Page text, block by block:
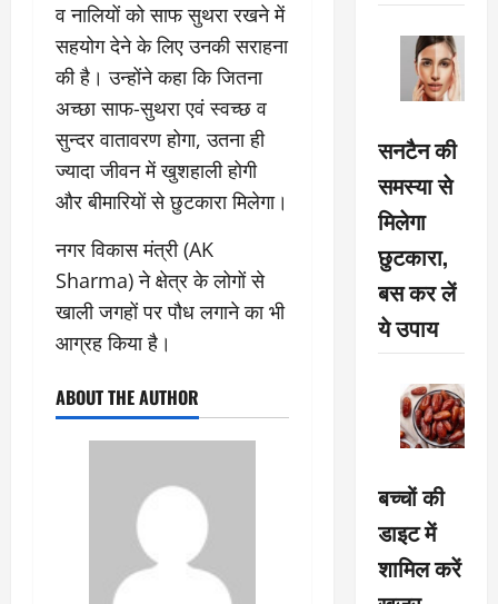
व नालियों को साफ सुथरा रखने में
सहयोग देने के लिए उनकी सराहना
की है। उन्होंने कहा कि जितना
अच्छा साफ-सुथरा एवं स्वच्छ व
सुन्दर वातावरण होगा, उतना ही
ज्यादा जीवन में खुशहाली होगी
और बीमारियों से छुटकारा मिलेगा।
नगर विकास मंत्री (AK
Sharma) ने क्षेत्र के लोगों से
खाली जगहों पर पौध लगाने का भी
आग्रह किया है।
ABOUT THE AUTHOR
सनटैन की
समस्या से
मिलेगा
छुटकारा,
बस कर लें
ये उपाय
बच्चों की
डाइट में
शामिल करें